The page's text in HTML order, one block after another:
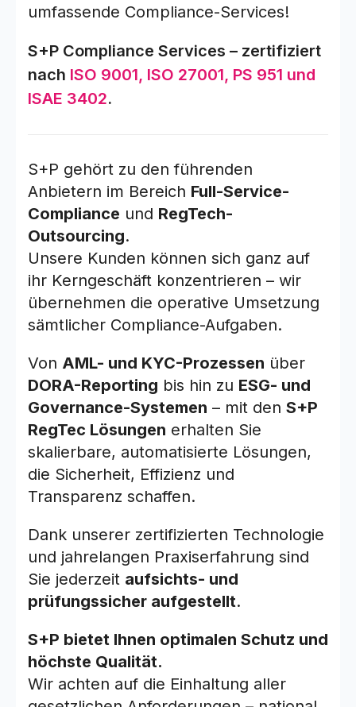
umfassende Compliance-Services!
S+P Compliance Services – zertifiziert
nach ISO 9001, ISO 27001, PS 951 und
ISAE 3402.
S+P gehört zu den führenden
Anbietern im Bereich Full-Service-
Compliance und RegTech-
Outsourcing.
Unsere Kunden können sich ganz auf
ihr Kerngeschäft konzentrieren – wir
übernehmen die operative Umsetzung
sämtlicher Compliance-Aufgaben.
Von AML- und KYC-Prozessen über
DORA-Reporting bis hin zu ESG- und
Governance-Systemen – mit den S+P
RegTec Lösungen erhalten Sie
skalierbare, automatisierte Lösungen,
die Sicherheit, Effizienz und
Transparenz schaffen.
Dank unserer zertifizierten Technologie
und jahrelangen Praxiserfahrung sind
Sie jederzeit aufsichts- und
prüfungssicher aufgestellt.
S+P bietet Ihnen optimalen Schutz und
höchste Qualität.
Wir achten auf die Einhaltung aller